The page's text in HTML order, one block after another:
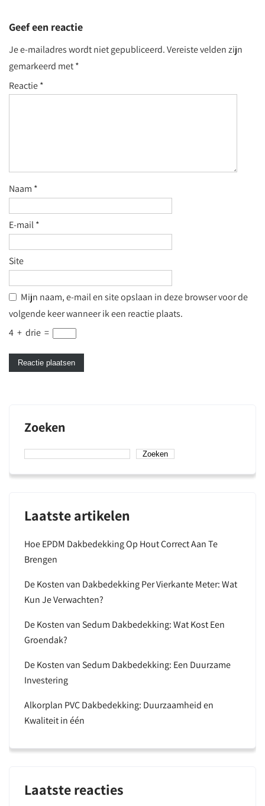
Geef een reactie
Je e-mailadres wordt niet gepubliceerd.Vereiste velden zijn
gemarkeerd met*
Reactie*
Naam *
E-mail*
Site
Mijn naam, e-mail en site opslaan in deze browser voor de
volgende keer wanneer ik een reactie plaats.
4 + drie =
Zoeken
Zoeken
Laatste artikelen
Hoe EPDM Dakbedekking Op Hout Correct Aan Te
Brengen
De Kosten van Dakbedekking Per Vierkante Meter: Wat
Kun Je Verwachten?
De Kosten van Sedum Dakbedekking: Wat Kost Een
Groendak?
De Kosten van Sedum Dakbedekking: Een Duurzame
Investering
Alkorplan PVC Dakbedekking: Duurzaamheid en
Kwaliteit in één
Laatste reacties